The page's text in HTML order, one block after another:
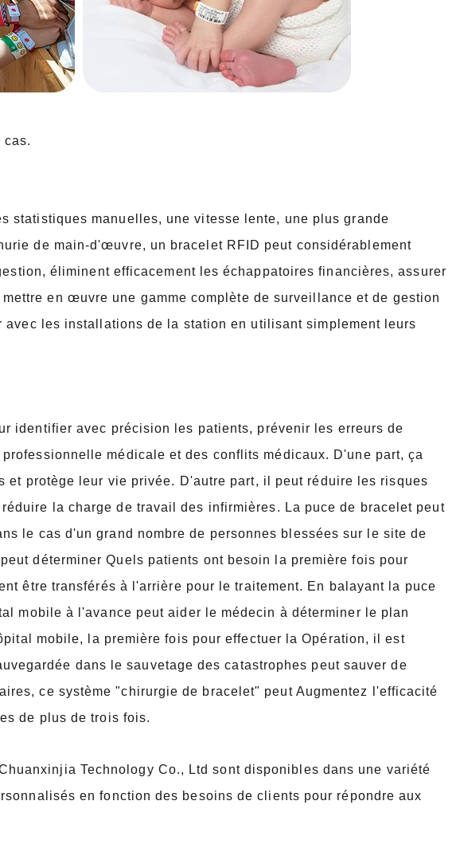
cas.
statistiques manuelles, une vitesse lente, une plus grande
de main-d'œuvre, un bracelet RFID peut considérablement
éliminent efficacement les échappatoires financières, assurer
en œuvre une gamme complète de surveillance et de gestion
avec les installations de la station en utilisant simplement leurs
identifier avec précision les patients, prévenir les erreurs de
médicale et des conflits médicaux. D'une part, ça
et protège leur vie privée. D'autre part, il peut réduire les risques
la charge de travail des infirmières. La puce de bracelet peut
le cas d'un grand nombre de personnes blessées sur le site de
déterminerQuels patients ont besoin la première fois pour
être transférés à l'arrière pour le traitement. En balayant la puce
mobile à l'avance peut aider le médecin à déterminer le plan
mobile, la première fois pour effectuer laOpération, il est
dans le sauvetage des catastrophes peut sauver de
ce système "chirurgie de bracelet" peut Augmentez l'efficacité
de plus de trois fois.
Technology Co., Ltd sont disponibles dans une variété
en fonction des besoins declients pour répondre aux